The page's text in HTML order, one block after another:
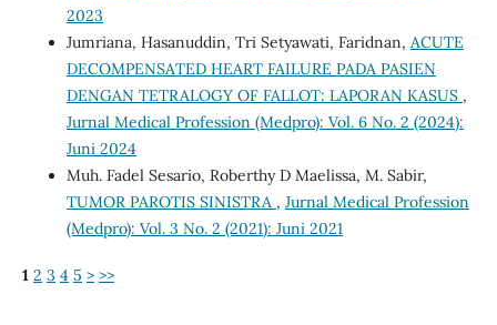
2023
Jumriana, Hasanuddin, Tri Setyawati, Faridnan, ACUTE
DECOMPENSATED HEART FAILURE PADA PASIEN
DENGAN TETRALOGY OF FALLOT: LAPORAN KASUS ,
Jurnal Medical Profession (Medpro): Vol. 6 No. 2 (2024):
Juni 2024
Muh. Fadel Sesario, Roberthy D Maelissa, M. Sabir,
TUMOR PAROTIS SINISTRA , Jurnal Medical Profession
(Medpro): Vol. 3 No. 2 (2021): Juni 2021
1 2 3 4 5 > >>